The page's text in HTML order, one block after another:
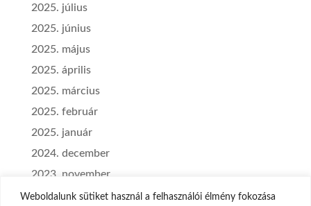
Weboldalunk sütiket használ a felhasználói élmény fokozása
2025. július
2025. június
2025. május
2025. április
2025. március
2025. február
2025. január
2024. december
2023. november
2023. szeptember